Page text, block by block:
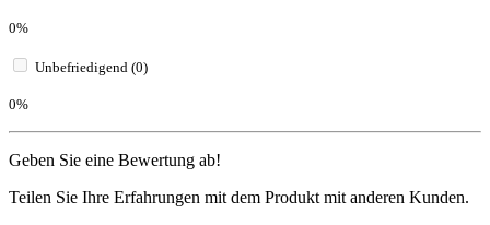
0%
Unbefriedigend (0)
0%
Geben Sie eine Bewertung ab!
Teilen Sie Ihre Erfahrungen mit dem Produkt mit anderen Kunden.